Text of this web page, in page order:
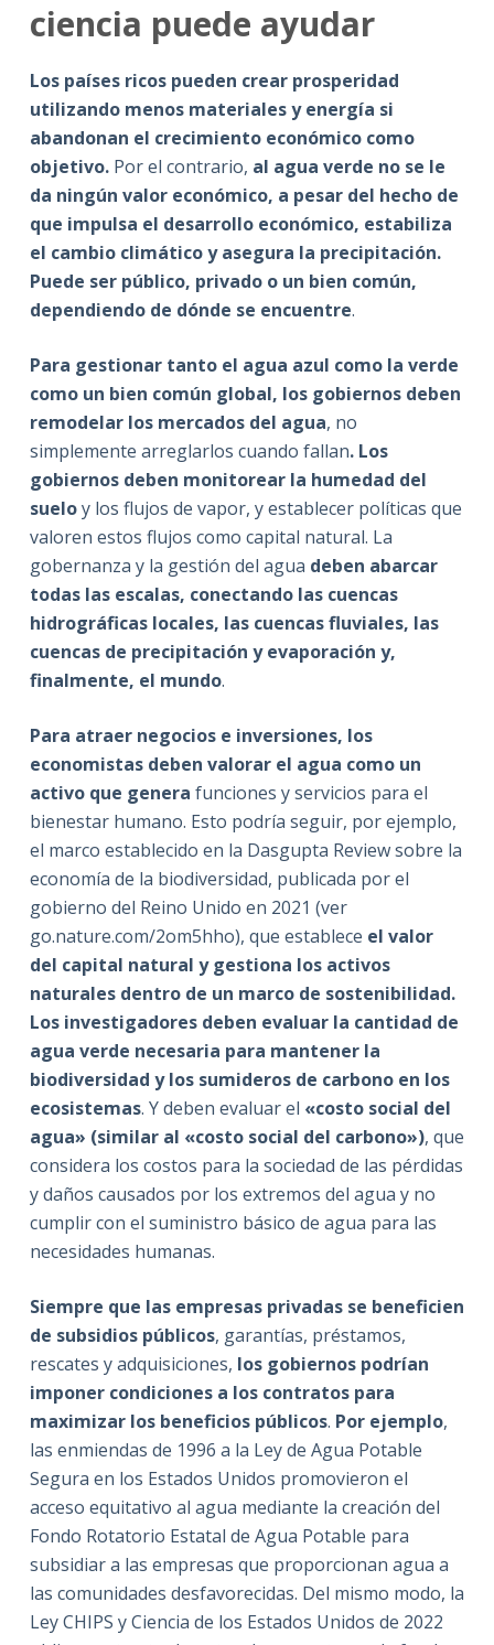
ciencia puede ayudar
Los países ricos pueden crear prosperidad
utilizando menos materiales y energía si
abandonan el crecimiento económico como
objetivo. Por el contrario, al agua verde no se le
da ningún valor económico, a pesar del hecho de
que impulsa el desarrollo económico, estabiliza
el cambio climático y asegura la precipitación.
Puede ser público, privado o un bien común,
dependiendo de dónde se encuentre.
Para gestionar tanto el agua azul como la verde
como un bien común global, los gobiernos deben
remodelar los mercados del agua, no
simplemente arreglarlos cuando fallan. Los
gobiernos deben monitorear la humedad del
sueloy los flujos de vapor, y establecer políticas que
valoren estos flujos como capital natural. La
gobernanza y la gestión del agua deben abarcar
todas las escalas, conectando las cuencas
hidrográficas locales, las cuencas fluviales, las
cuencas de precipitación y evaporación y,
finalmente, el mundo.
Para atraer negocios e inversiones, los
economistas deben valorar el agua como un
activo que genera funciones y servicios para el
bienestar humano. Esto podría seguir, por ejemplo,
el marco establecido en la Dasgupta Review sobre la
economía de la biodiversidad, publicada por el
gobierno del Reino Unido en 2021 (ver
go.nature.com/2om5hho), que establece el valor
del capital natural y gestiona los activos
naturales dentro de un marco de sostenibilidad.
Los investigadores deben evaluar la cantidad de
agua verde necesaria para mantener la
biodiversidad y los sumideros de carbono en los
ecosistemas. Y deben evaluar el «costo social del
agua» (similar al «costo social del carbono»), que
considera los costos para la sociedad de las pérdidas
y daños causados por los extremos del agua y no
cumplir con el suministro básico de agua para las
necesidades humanas.
Siempre que las empresas privadas se beneficien
de subsidios públicos, garantías, préstamos,
rescates y adquisiciones, los gobiernos podrían
imponer condiciones a los contratos para
maximizar los beneficios públicos. Por ejemplo,
las enmiendas de 1996 a la Ley de Agua Potable
Segura en los Estados Unidos promovieron el
acceso equitativo al agua mediante la creación del
Fondo Rotatorio Estatal de Agua Potable para
subsidiar a las empresas que proporcionan agua a
las comunidades desfavorecidas. Del mismo modo, la
Ley CHIPS y Ciencia de los Estados Unidos de 2022